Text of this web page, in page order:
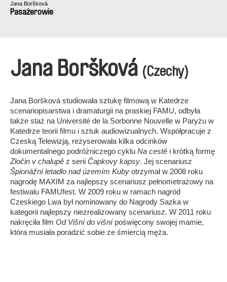
Jana Boršková
Pasażerowie
Jana Boršková (Czechy)
Jana Boršková studiowała sztukę filmową w Katedrze
scenariopisarstwa i dramaturgii na praskiej FAMU, odbyła
także staż na Université de la Sorbonne Nouvelle w Paryżu w
Katedrze teorii filmu i sztuk audiowizualnych. Współpracuje z
Czeską Telewizją, reżyserowała kilka odcinków
dokumentalnego podróżniczego cyklu Na cestě i krótką formę
Zločin v chalupě z serii Čapkovy kapsy. Jej scenariusz
Špionážní letadlo nad územím Kuby otrzymał w 2008 roku
nagrodę MAXIM za najlepszy scenariusz pełnometrażowy na
festiwalu FAMUfest. W 2009 roku w ramach nagród
Czeskiego Lwa był nominowany do Nagrody Sazka w
kategorii najlepszy niezrealizowany scenariusz. W 2011 roku
nakręciła film Od Višní do višnípoświęcony swojej mamie,
która musiała poradzić sobie ze śmiercią męża.